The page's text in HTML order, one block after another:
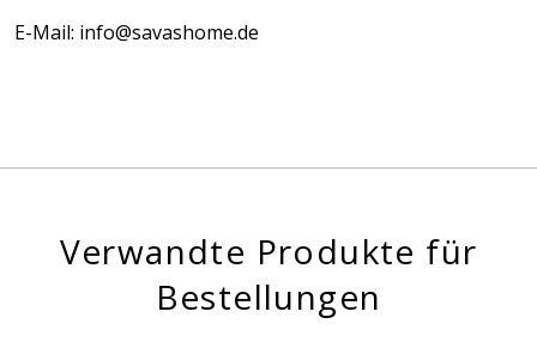
E-Mail: info@savashome.de
Verwandte Produkte für
Bestellungen